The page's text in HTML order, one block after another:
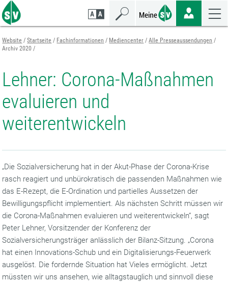
Zum
Seiteninhalt
springen
Zur
Navigation
springen
Zur
Mobilen
Navigation
springen
Website Startseite Fachinformationen Mediencenter
Alle Presseaussendungen
Archiv 2020
Lehner: Corona-Maßnahmen
evaluieren und
weiterentwickeln
„Die Sozialversicherung hat in der Akut-Phase der Corona-Krise
rasch reagiert und unbürokratisch die passenden Maßnahmen wie
das E-Rezept, die E-Ordination und partielles Aussetzen der
Bewilligungspflicht implementiert. Als nächsten Schritt müssen wir
die Corona-Maßnahmen evaluieren und weiterentwickeln“, sagt
Peter Lehner, Vorsitzender der Konferenz der
Sozialversicherungsträger anlässlich der Bilanz-Sitzung. „Corona
hat einen Innovations-Schub und ein Digitalisierungs-Feuerwerk
ausgelöst. Die fordernde Situation hat Vieles ermöglicht. Jetzt
müssten wir uns ansehen, wie alltagstauglich und sinnvoll diese